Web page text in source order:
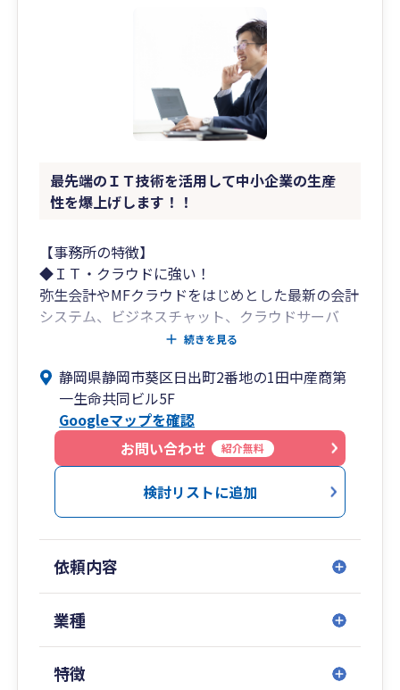
最先端のＩＴ技術を活用して中小企業の生産
性を爆上げします！！
【事務所の特徴】
◆ＩＴ・クラウドに強い！
弥生会計やMFクラウドをはじめとした最新の会計
システム、ビジネスチャット、クラウドサーバ
ー、ＷＥＢ会議システム、遠隔リモートツールそ
が本当にやるべき「経営」に専念可能。
◆明瞭な価格提示！
「わかりやすさ」を重視し、3つのコースから選
択可能。
◆代表税理士が40代と若い！
す。
◆税務調査に強い！
続きを見る
静岡県静岡市葵区日出町2番地の1田中産商第
一生命共同ビル5F
Googleマップを確認
お問い合わせ
紹介無料
検討リストに追加
依頼内容
業種
特徴